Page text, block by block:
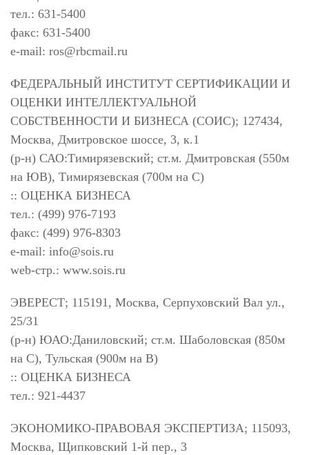
тел.: 631-5400
факс: 631-5400
e-mail: ros@rbcmail.ru
ФЕДЕРАЛЬНЫЙ ИНСТИТУТ СЕРТИФИКАЦИИ И
ОЦЕНКИ ИНТЕЛЛЕКТУАЛЬНОЙ
СОБСТВЕННОСТИ И БИЗНЕСА (СОИС); 127434,
Москва, Дмитровское шоссе, 3, к.1
(р-н) САО:Тимирязевский; ст.м. Дмитровская (550м
на ЮВ), Тимирязевская (700м на С)
:: ОЦЕНКА БИЗНЕСА
тел.: (499) 976-7193
факс: (499) 976-8303
e-mail: info@sois.ru
web-стр.: www.sois.ru
ЭВЕРЕСТ; 115191, Москва, Серпуховский Вал ул.,
25/31
(р-н) ЮАО:Даниловский; ст.м. Шаболовская (850м
на С), Тульская (900м на В)
:: ОЦЕНКА БИЗНЕСА
тел.: 921-4437
ЭКОНОМИКО-ПРАВОВАЯ ЭКСПЕРТИЗА; 115093,
Москва, Щипковский 1-й пер., 3